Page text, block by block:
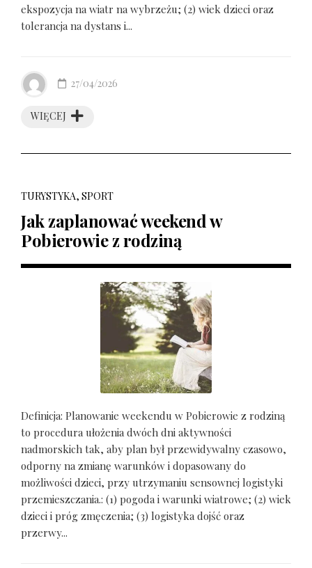
ekspozycja na wiatr na wybrzeżu; (2) wiek dzieci oraz
tolerancja na dystans i...
WIĘCEJ
27/04/2026
TURYSTYKA, SPORT
Jak zaplanować weekend w
Pobierowie z rodziną
Definicja: Planowanie weekendu w Pobierowie z rodziną
to procedura ułożenia dwóch dni aktywności
nadmorskich tak, aby plan był przewidywalny czasowo,
odporny na zmianę warunków i dopasowany do
możliwości dzieci, przy utrzymaniu sensownej logistyki
przemieszczania.: (1) pogoda i warunki wiatrowe; (2) wiek
dzieci i próg zmęczenia; (3) logistyka dojść oraz
przerwy...